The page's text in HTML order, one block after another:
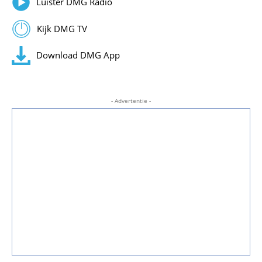
Kijk DMG TV
Download DMG App
- Advertentie -